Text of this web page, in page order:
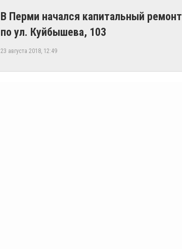
​В Перми начался капитальный
по ул. Куйбышева, 103
23 августа 2018, 12:49